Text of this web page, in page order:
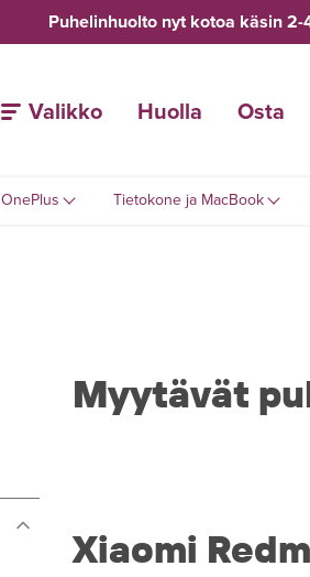
Puhelinhuolto nyt kotoa käsin 2-
Valikko Huolla Osta
OnePlus Tietokone ja MacBook
Myytävät
Xiaomi